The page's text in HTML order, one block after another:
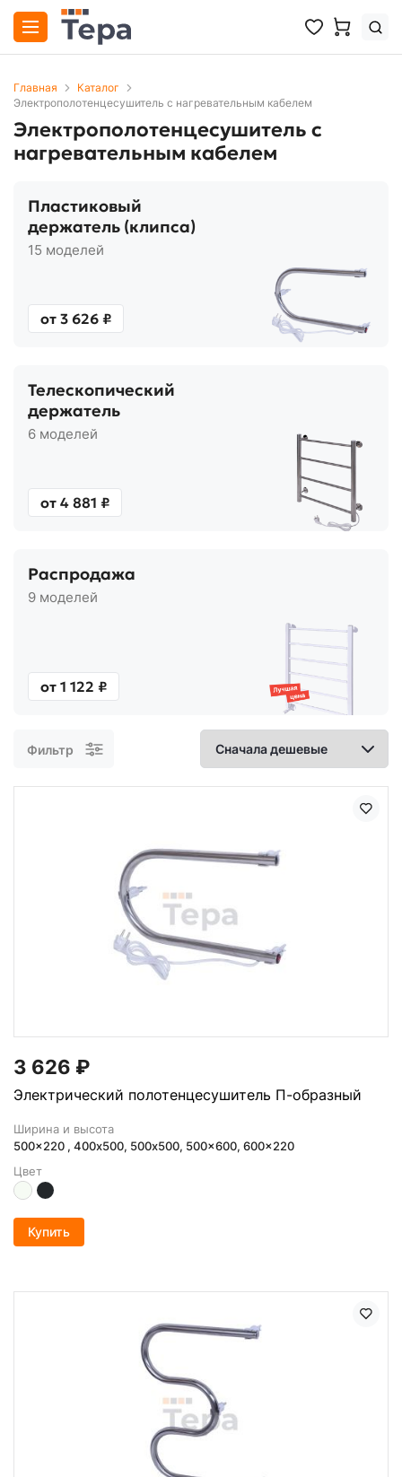
Главная
Каталог
Электрополотенцесушитель с нагревательным кабелем
Электрополотенцесушитель с
нагревательным кабелем
Пластиковый
держатель (клипса)
15 моделей
от 3 626 ₽
Телескопический
держатель
6 моделей
от 4 881 ₽
Распродажа
9 моделей
от 1 122 ₽
Фильтр
3 626 ₽
Электрический полотенцесушитель П-образный
Ширина и высота
500x220 , 400х500, 500x500, 500x600, 600x220
Цвет
Купить